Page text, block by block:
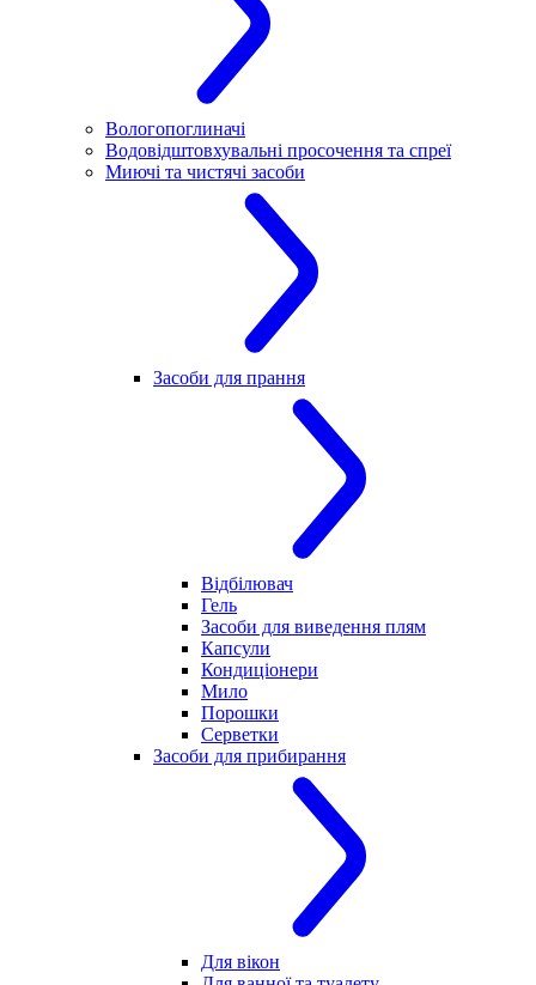
Вологопоглиначі
Водовідштовхувальні просочення та спреї
Миючі та чистячі засоби
Засоби для прання
Відбілювач
Гель
Засоби для виведення плям
Капсули
Кондиціонери
Мило
Порошки
Серветки
Засоби для прибирання
Для вікон